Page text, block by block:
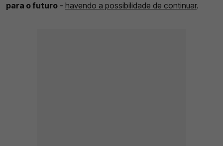
para o futuro - havendo a possibilidade de continuar.